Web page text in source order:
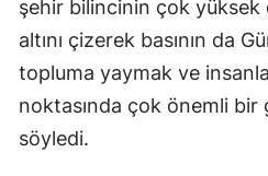
şehir bilincinin çok yüksek
altını çizerek basının da
topluma yaymak ve
noktasında çok önemli
söyledi.